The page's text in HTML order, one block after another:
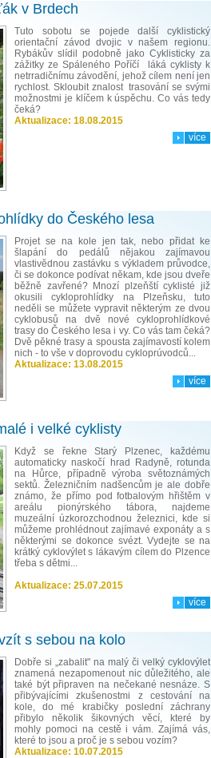
v Brdech
Tuto sobotu se pojede další cyklistický
orientační závod dvojic v našem regionu.
Rybákův slídil podobně jako Cyklisticky za
zážitky ze Spáleného Poříčí láká cyklisty k
netrradičnímu závodění, jehož cílem není jen
rychlost. Skloubit znalost trasování se svými
možnostmi je klíčem k úspěchu. Co vás tedy
čeká?
Aktualizace: 18.08.2015
více
do Českého lesa
Projet se na kole jen tak, nebo přidat ke
šlapání do pedálů nějakou zajímavou
vlastivědnou zastávku s výkladem průvodce,
či se dokonce podívat někam, kde jsou dveře
běžně zavřené? Mnozí plzeňští cyklisté již
okusili cykloprohlídky na Plzeňsku, tuto
neděli se můžete vypravit některým ze dvou
cyklobusů na dvě nové cykloprohlídkové
trasy do Českého lesa i vy. Co vás tam čeká?
Dvě pěkné trasy a spousta zajímavostí kolem
nich - to vše v doprovodu cykloprúvodců...
Aktualizace: 13.08.2015
více
i velké cyklisty
Když se řekne Starý Plzenec, každému
automaticky naskočí hrad Radyně, rotunda
na Hůrce, případně výroba světoznámých
sektů. Železničním nadšencům je ale dobře
známo, že přímo pod fotbalovým hřištěm v
areálu pionýrského tábora, najdeme
muzeální úzkorozchodnou železnici, kde si
můžeme prohlédnout zajímavé exponáty a s
některými se dokonce svézt. Vydejte se na
krátký cyklovýlet s lákavým cílem do Plzence
třeba s dětmi...
Aktualizace: 25.07.2015
více
s sebou na kolo
Dobře si „zabalit" na malý či velký cyklovýlet
znamená nezapomenout nic důležitého, ale
také být připraven na nečekané nesnáze. S
přibývajícími zkušenostmi z cestování na
kole, do mé krabičky poslední záchrany
přibylo několik šikovných věcí, které by
mohly pomoci na cestě i vám. Zajímá vás,
které to jsou a proč je s sebou vozím?
Aktualizace: 10.07.2015